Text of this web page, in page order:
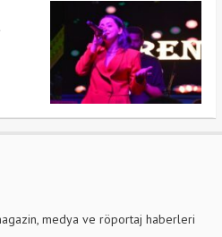
medya ve röportaj haberleri